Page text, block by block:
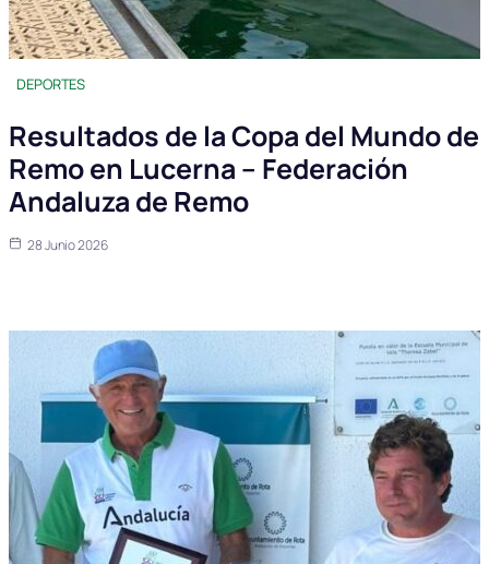
DEPORTES
Resultados de la Copa del Mundo de
Remo en Lucerna – Federación
Andaluza de Remo
28 Junio 2026